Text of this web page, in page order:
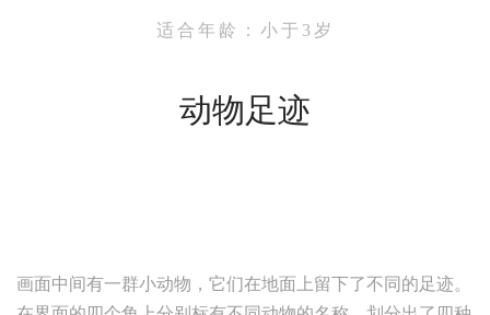
适合年龄：小于3岁
动物足迹
画面中间有一群小动物，它们在地面上留下了不同的足迹。